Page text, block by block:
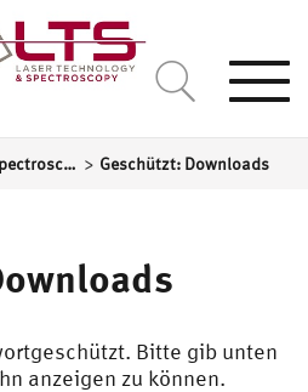
Laser Technology & Spectroscopy > Geschützt: Downloads
Bitte gib unten
anzeigen zu können.